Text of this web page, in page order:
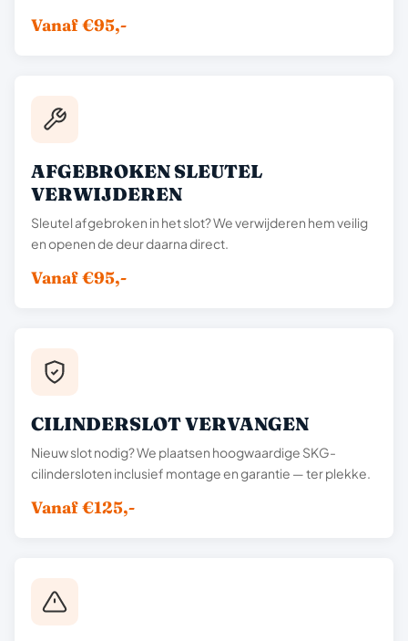
Vanaf €95,-
AFGEBROKEN SLEUTEL
VERWIJDEREN
Sleutel afgebroken in het slot? We verwijderen hem veilig
en openen de deur daarna direct.
Vanaf €95,-
CILINDERSLOT VERVANGEN
Nieuw slot nodig? We plaatsen hoogwaardige SKG-
cilindersloten inclusief montage en garantie — ter plekke.
Vanaf €125,-